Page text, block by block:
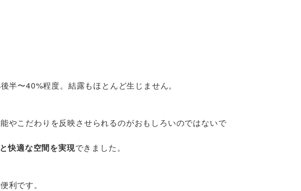
半〜40%程度。結露もほとんど生じません。
やこだわりを反映させられるのがおもしろいのではないで
快適な空間を実現できました。
利です。